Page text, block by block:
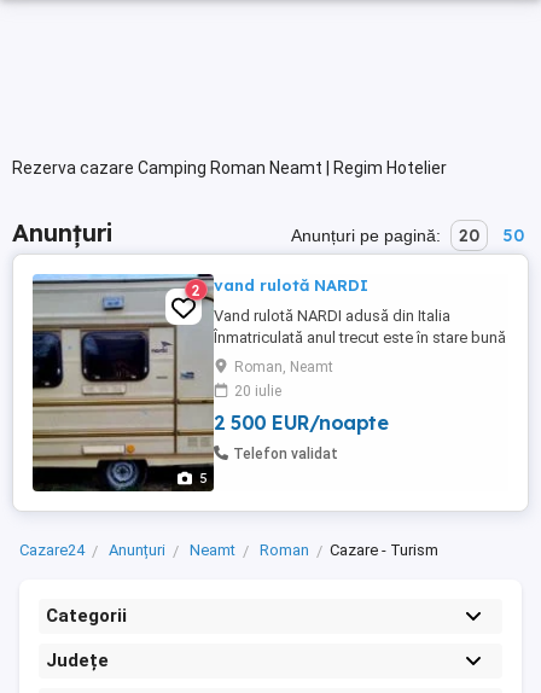
Rezerva cazare Camping Roman Neamt | Regim Hotelier
Anunțuri Anunțuri pe pagină: 20 50
5
2 vand rulotă NARDI
Vand rulotă NARDI adusă din Italia
Înmatriculată anul trecut este în stare bună
pentru mai multe detalii sunați. ma
Roman, Neamt
20 iulie
2 500 EUR/noapte
Telefon validat
Cazare24 Anunțuri Neamt Roman Cazare - Turism
Categorii
Județe